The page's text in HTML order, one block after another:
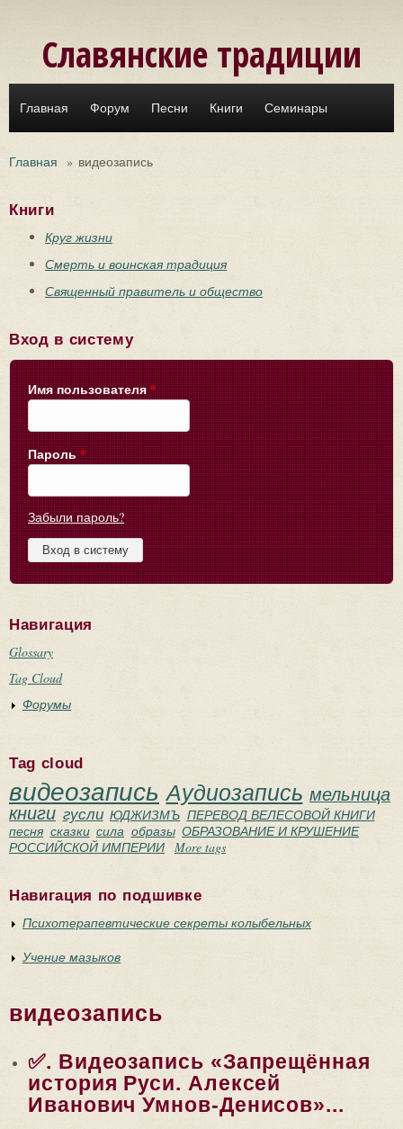
Славянские традиции
Главная Форум Песни Книги Семинары
Главная » видеозапись
Книги
Круг жизни
Смерть и воинская традиция
Священный правитель и общество
Вход в систему
Имя пользователя *
Пароль *
Забыли пароль?
Навигация
Glossary
Tag Cloud
Форумы
Tag cloud
видеозапись Аудиозапись мельница
книги гусли ЮДЖИЗМЪ ПЕРЕВОД ВЕЛЕСОВОЙ КНИГИ
песня сказки сила образы ОБРАЗОВАНИЕ И КРУШЕНИЕ
РОССИЙСКОЙ ИМПЕРИИ More tags
Навигация по подшивке
Психотерапевтические секреты колыбельных
Учение мазыков
видеозапись
✅. Видеозапись «Запрещённая
история Руси. Алексей
Иванович Умнов-Денисов»...